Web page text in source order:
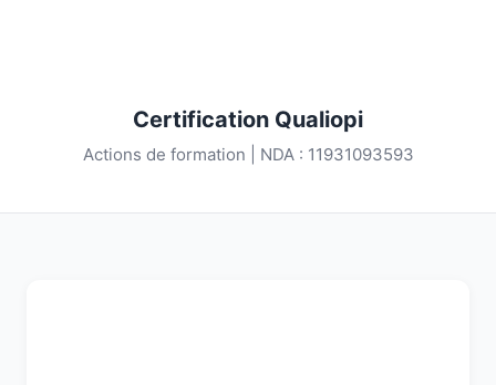
Certification Qualiopi
Actions de formation | NDA : 11931093593